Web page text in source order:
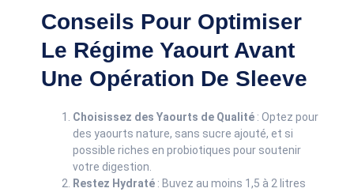
Conseils Pour Optimiser
Le Régime Yaourt Avant
Une Opération De Sleeve
Choisissez des Yaourts de Qualité : Optez pour
des yaourts nature, sans sucre ajouté, et si
possible riches en probiotiques pour soutenir
votre digestion.
Restez Hydraté : Buvez au moins 1,5 à 2 litres